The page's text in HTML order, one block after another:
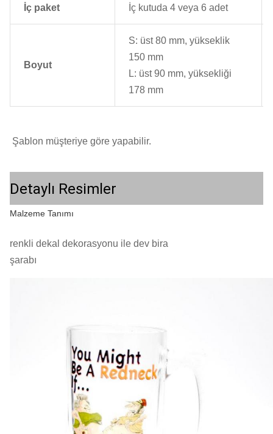
İç paket İç kutuda 4 veya 6 adet
Boyut
S: üst 80 mm, yükseklik
150 mm
L: üst 90 mm, yüksekliği
178 mm
Şablon müşteriye göre yapabilir.
Detaylı Resimler
Malzeme Tanımı
renkli dekal dekorasyonu ile dev bira
şarabı